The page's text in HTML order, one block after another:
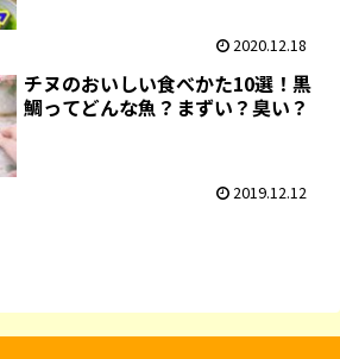
2020.12.18
チヌのおいしい食べかた10選！黒
鯛ってどんな魚？まずい？臭い？
2019.12.12